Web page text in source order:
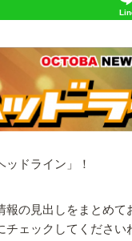
ドライン」！
の見出しをまとめて
ェックしてください